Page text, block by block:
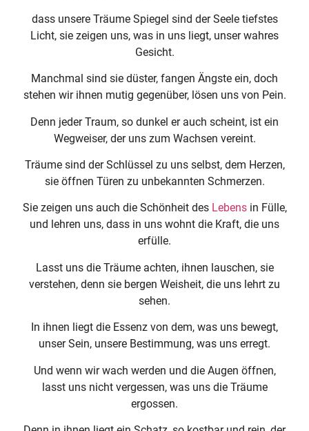
dass unsere Träume Spiegel sind der Seele tiefstes
Licht, sie zeigen uns, was in uns liegt, unser wahres
Gesicht.
Manchmal sind sie düster, fangen Ängste ein, doch
stehen wir ihnen mutig gegenüber, lösen uns von Pein.
Denn jeder Traum, so dunkel er auch scheint, ist ein
Wegweiser, der uns zum Wachsen vereint.
Träume sind der Schlüssel zu uns selbst, dem Herzen,
sie öffnen Türen zu unbekannten Schmerzen.
Sie zeigen uns auch die Schönheit des Lebensin Fülle,
und lehren uns, dass in uns wohnt die Kraft, die uns
erfülle.
Lasst uns die Träume achten, ihnen lauschen, sie
verstehen, denn sie bergen Weisheit, die uns lehrt zu
sehen.
In ihnen liegt die Essenz von dem, was uns bewegt,
unser Sein, unsere Bestimmung, was uns erregt.
Und wenn wir wach werden und die Augen öffnen,
lasst uns nicht vergessen, was uns die Träume
ergossen.